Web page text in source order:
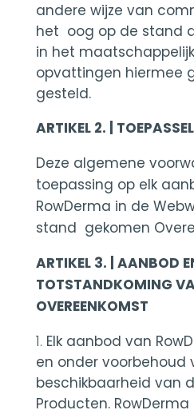
andere wijze van
het oog op de stand
in het
opvattingen hiermee
gesteld.
ARTIKEL 2. |
Deze algemene
toepassing op elk
RowDerma in de
stand gekomen
ARTIKEL 3. | AANBOD
TOTSTANDKOMING
OVEREENKOMST
Elk aanbod van
en onder voorbehoud
beschikbaarheid van
Producten.